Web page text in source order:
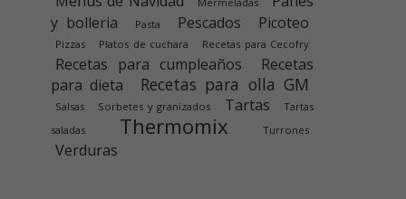
y bolleria
Pasta Pescados Picoteo
Pizzas Platos de cuchara Recetas para Cecofry
Recetas para cumpleaños
Recetas
para dieta
Recetas para olla GM
Salsas Sorbetes y granizados Tartas
Tartas
saladas
Thermomix Turrones
Verduras